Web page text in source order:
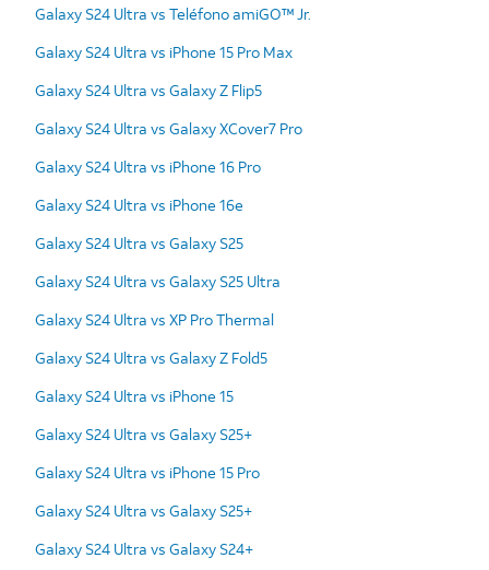
Galaxy S24 Ultra vs Teléfono amiGO™ Jr.
Galaxy S24 Ultra vs iPhone 15 Pro Max
Galaxy S24 Ultra vs Galaxy Z Flip5
Galaxy S24 Ultra vs Galaxy XCover7 Pro
Galaxy S24 Ultra vs iPhone 16 Pro
Galaxy S24 Ultra vs iPhone 16e
Galaxy S24 Ultra vs Galaxy S25
Galaxy S24 Ultra vs Galaxy S25 Ultra
Galaxy S24 Ultra vs XP Pro Thermal
Galaxy S24 Ultra vs Galaxy Z Fold5
Galaxy S24 Ultra vs iPhone 15
Galaxy S24 Ultra vs Galaxy S25+
Galaxy S24 Ultra vs iPhone 15 Pro
Galaxy S24 Ultra vs Galaxy S25+
Galaxy S24 Ultra vs Galaxy S24+